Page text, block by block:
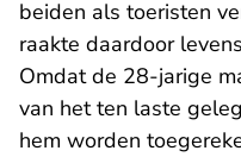
beiden als toeristen
raakte daardoor
Omdat de 28-jarige
van het ten laste
hem worden